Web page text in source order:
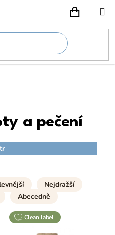
a pečení
Nejdražší
Abecedně
clean label